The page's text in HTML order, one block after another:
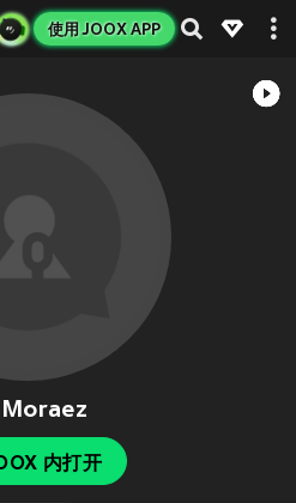
使用 JOOX APP
Moraez
内打开